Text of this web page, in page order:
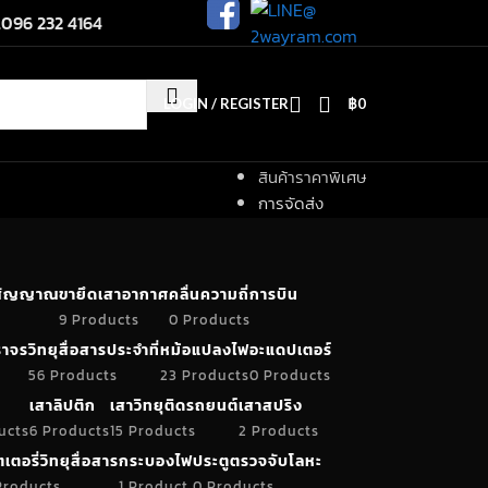
232 4164
LOGIN / REGISTER ฿0
สินค้าราคาพิเศษ
การจัดส่ง
ญญาณขายึดเสาอากาศ
9 Products
คลื่นความถี่การบิน
0 Products
จรวิทยุสื่อสารประจำที่
56 Products
หม้อแปลงไฟ
23 Products
อะแดปเตอร์
0 Products
เสาลิปติก
6 Products
เสาวิทยุติดรถยนต์
15 Products
เสาสปริง
2 Products
ตอรี่วิทยุสื่อสารกระบองไฟประตูตรวจจับโลหะ